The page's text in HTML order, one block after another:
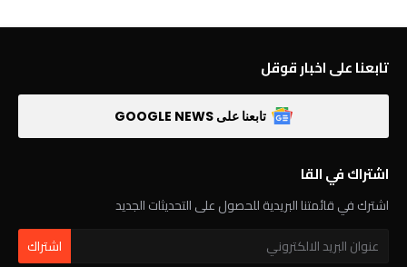
تابعنا على اخبار قوقل
تابعنا على GOOGLE NEWS
اشتراك في القا
اشترك في قائمتنا البريدية للحصول على التحديثات الجديد